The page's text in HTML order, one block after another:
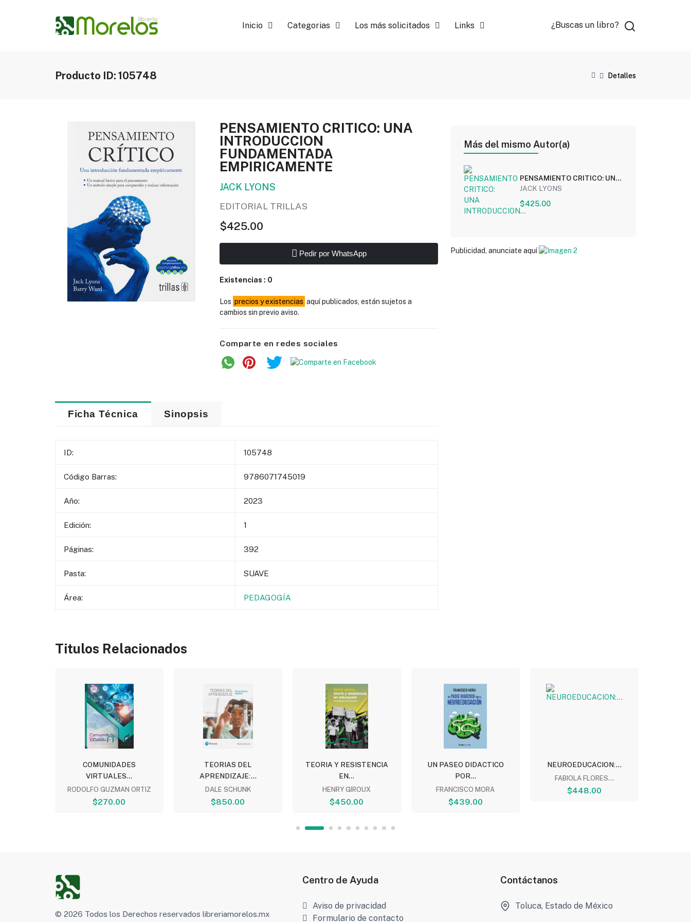
Inicio Categorias Los más solicitados Links ¿Buscas un libro?
Producto ID: 105748 Detalles
PENSAMIENTO CRITICO: UNA
INTRODUCCION
FUNDAMENTADA
EMPIRICAMENTE
JACK LYONS
EDITORIAL TRILLAS
$425.00
Pedir por WhatsApp
Existencias : 0
Los precios y existencias aquí publicados, están sujetos a
cambios sin previo aviso.
Comparte en redes sociales
Ficha Técnica Sinopsis
ID: 105748
Código Barras: 9786071745019
Año: 2023
Edición: 1
Páginas: 392
Pasta: SUAVE
Área: PEDAGOGÍA
Más del mismo Autor(a)
PENSAMIENTO CRITICO: UNA
INTRODUCCION...
JACK LYONS
$425.00
Publicidad, anunciate aquí
Titulos Relacionados
COMUNIDADES
VIRTUALES...
RODOLFO GUZMAN ORTIZ
$270.00
TEORIAS DEL
APRENDIZAJE:...
DALE SCHUNK
$850.00
TEORIA Y RESISTENCIA
EN...
HENRY GIROUX
$450.00
UN PASEO DIDACTICO
POR...
FRANCISCO MORA
$439.00
NEUROEDUCACION:...
FABIOLA FLORES...
$448.00
© 2026 Todos los Derechos reservados libreriamorelos.mx
Centro de Ayuda
Aviso de privacidad
Formulario de contacto
Contáctanos
Toluca, Estado de México